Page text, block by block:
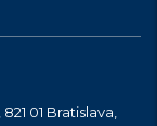
01 Bratislava,